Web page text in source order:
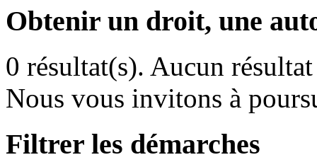
Obtenir un droit, une
0 résultat(s). Aucun
Nous vous invitons à
Filtrer les démarches